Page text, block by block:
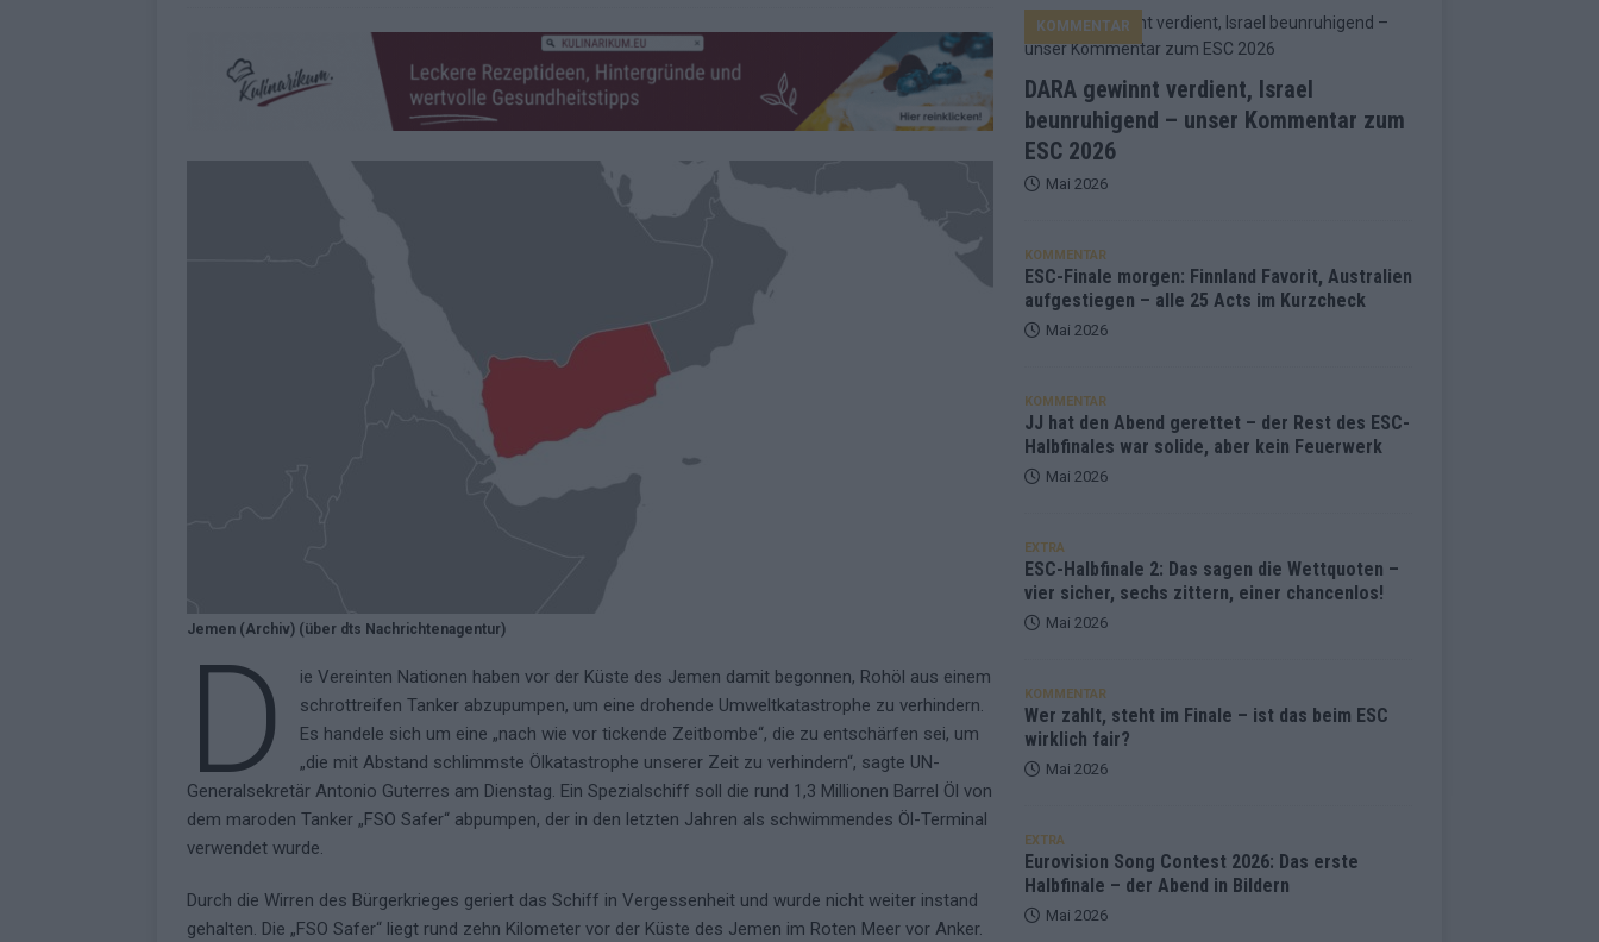
Das ESC-Finale ist komplett – 26 Länder wollen den Sieg in Wien EUROVISION
[ Mai 2026 ] JJ hat den Abend gerettet – der Rest des ESC-Halbfinales war solide, aber kein Feuerwerk
KOMMENTAR
Monaco, Sallys Café, Westernbrauerei – der Europa-Park 2026 macht vieles neu EXTRA
DARA gewinnt verdient, Israel beunruhigend – unser Kommentar zum ESC 2026
Jemen (Archiv) (über dts Nachrichtenagentur)
D
ie Vereinten Nationen haben vor der Küste des Jemen damit begonnen, Rohöl aus einem
schrottreifen Tanker abzupumpen, um eine drohende Umweltkatastrophe zu verhindern.
Es handele sich um eine „nach wie vor tickende Zeitbombe“, die zu entschärfen sei, um
„die mit Abstand schlimmste Ölkatastrophe unserer Zeit zu verhindern“, sagte UN-
Generalsekretär Antonio Guterres am Dienstag. Ein Spezialschiff soll die rund 1,3 Millionen Barrel Öl von
dem maroden Tanker „FSO Safer“ abpumpen, der in den letzten Jahren als schwimmendes Öl-Terminal
verwendet wurde.
Durch die Wirren des Bürgerkrieges geriert das Schiff in Vergessenheit und wurde nicht weiter instand
gehalten. Die „FSO Safer“ liegt rund zehn Kilometer vor der Küste des Jemen im Roten Meer vor Anker.
DARA gewinnt verdient, Israel
beunruhigend – unser Kommentar zum
ESC 2026
KOMMENTAR
Mai 2026
KOMMENTAR
ESC-Finale morgen: Finnland Favorit, Australien
aufgestiegen – alle 25 Acts im Kurzcheck
Mai 2026
KOMMENTAR
JJ hat den Abend gerettet – der Rest des ESC-
Halbfinales war solide, aber kein Feuerwerk
Mai 2026
EXTRA
ESC-Halbfinale 2: Das sagen die Wettquoten –
vier sicher, sechs zittern, einer chancenlos!
Mai 2026
KOMMENTAR
Wer zahlt, steht im Finale – ist das beim ESC
wirklich fair?
Mai 2026
EXTRA
Eurovision Song Contest 2026: Das erste
Halbfinale – der Abend in Bildern
Mai 2026